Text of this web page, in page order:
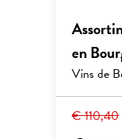
en
Vins de
€ 110,40